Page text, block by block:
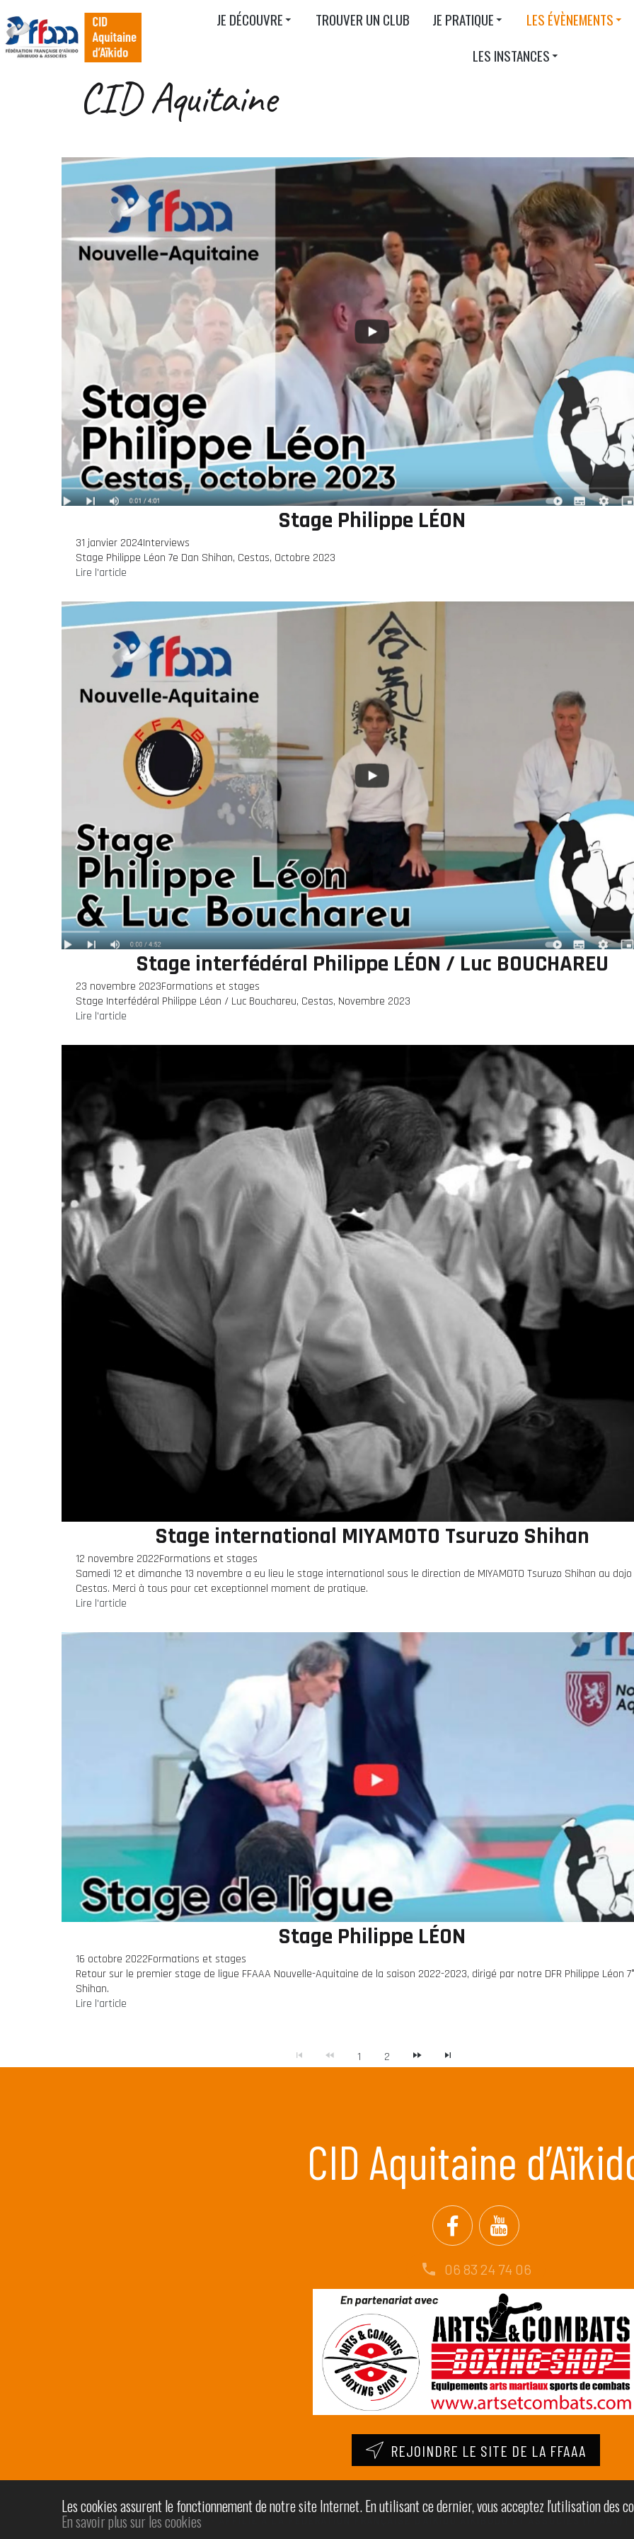
JE DÉCOUVRE TROUVER UN CLUB JE PRATIQUE
LES ÉVÈNEMENTS
LES INSTANCES
CID Aquitaine
Stage Philippe LÉON
31 janvier 2024Interviews
Stage Philippe Léon 7e Dan Shihan, Cestas, Octobre 2023
Lire l'article
Stage interfédéral Philippe LÉON / Luc BOUCHAREU
23 novembre 2023Formations et stages
Stage Interfédéral Philippe Léon / Luc Bouchareu, Cestas, Novembre 2023
Lire l'article
Stage international MIYAMOTO Tsuruzo Shihan
12 novembre 2022Formations et stages
Samedi 12 et dimanche 13 novembre a eu lieu le stage international sous le direction de MIYAMOTO Tsuruzo Shihan au
Cestas. Merci à tous pour cet exceptionnel moment de pratique.
Lire l'article
Stage Philippe LÉON
16 octobre 2022Formations et stages
Retour sur le premier stage de ligue FFAAA Nouvelle-Aquitaine de la saison 2022-2023, dirigé par notre DFR Philippe Léon
Shihan.
Lire l'article
1 2
CID Aquitaine
06 83 24 74 06
REJOINDRE LE SITE DE LA FFAAA
© AÏKIDO CID AQUITAINE - AFFILIÉ À LA FÉDÉRATION FRANÇAISE D’AÏKIDO AÏKIBUDO ET ASSOCIÉS (FFAAA) |
Les cookies assurent le fonctionnement de notre site Internet. En utilisant ce dernier, vous acceptez l'utilisation des
En savoir plus sur les cookies